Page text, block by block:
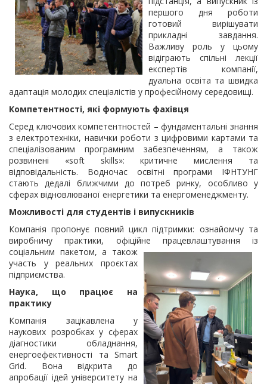
першого дня роботи
готовий вирішувати
прикладні завдання.
Важливу роль у цьому
відіграють спільні лекції
експертів компанії,
дуальна освіта та швидка
адаптація молодих спеціалістів у професійному середовищі.
Компетентності, які формують фахівця
Серед ключових компетентностей – фундаментальні знання
з електротехніки, навички роботи з цифровими картами та
спеціалізованим програмним забезпеченням, а також
розвинені «soft skills»: критичне мислення та
відповідальність. Водночас освітні програми ІФНТУНГ
стають дедалі ближчими до потреб ринку, особливо у
сферах відновлюваної енергетики та енергоменеджменту.
Можливості для студентів і випускників
Компанія пропонує повний цикл підтримки: ознайомчу та
виробничу практики, офіційне працевлаштування із
соціальним пакетом, а також
участь у реальних проєктах
підприємства.
Наука, що працює на
практику
Компанія зацікавлена у
наукових розробках у сферах
діагностики обладнання,
енергоефективності та Smart
Grid. Вона відкрита до
апробації ідей університету на